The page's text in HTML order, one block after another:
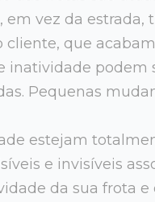
vez da estrada,
que
inatividade
Pequenas
estejam
e invisíveis
da sua frota e